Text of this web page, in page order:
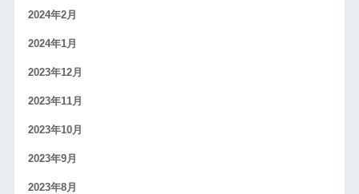
2024年2月
2024年1月
2023年12月
2023年11月
2023年10月
2023年9月
2023年8月